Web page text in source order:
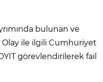
bulunan ve
Olay ile ilgili Cumhuriyet
görevlendirilerek fail